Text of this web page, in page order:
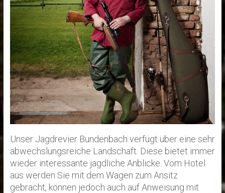
Unser Jagdrevier Bundenbach verfügt über eine sehr
abwechslungsreiche Landschaft. Diese bietet immer
wieder interessante jagdliche Anblicke. Vom Hotel
aus werden Sie mit dem Wagen zum Ansitz
gebracht, können jedoch auch auf Anweisung mit